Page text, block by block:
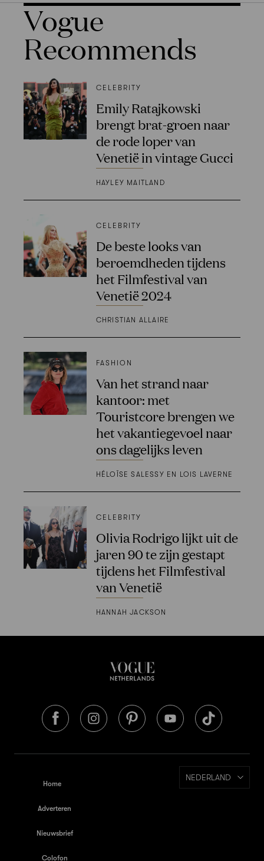
Vogue
Recommends
CELEBRITY
Emily Ratajkowski
brengt brat-groen naar
de rode loper van
Venetië in vintage Gucci
HAYLEY MAITLAND
CELEBRITY
De beste looks van
beroemdheden tijdens
het Filmfestival van
Venetië 2024
CHRISTIAN ALLAIRE
FASHION
Van het strand naar
kantoor: met
Touristcore brengen we
het vakantiegevoel naar
ons dagelijks leven
HÉLOÏSE SALESSY EN LOIS LAVERNE
CELEBRITY
Olivia Rodrigo lijkt uit de
jaren 90 te zijn gestapt
tijdens het Filmfestival
van Venetië
HANNAH JACKSON
Home
Adverteren
Nieuwsbrief
Colofon
NEDERLAND